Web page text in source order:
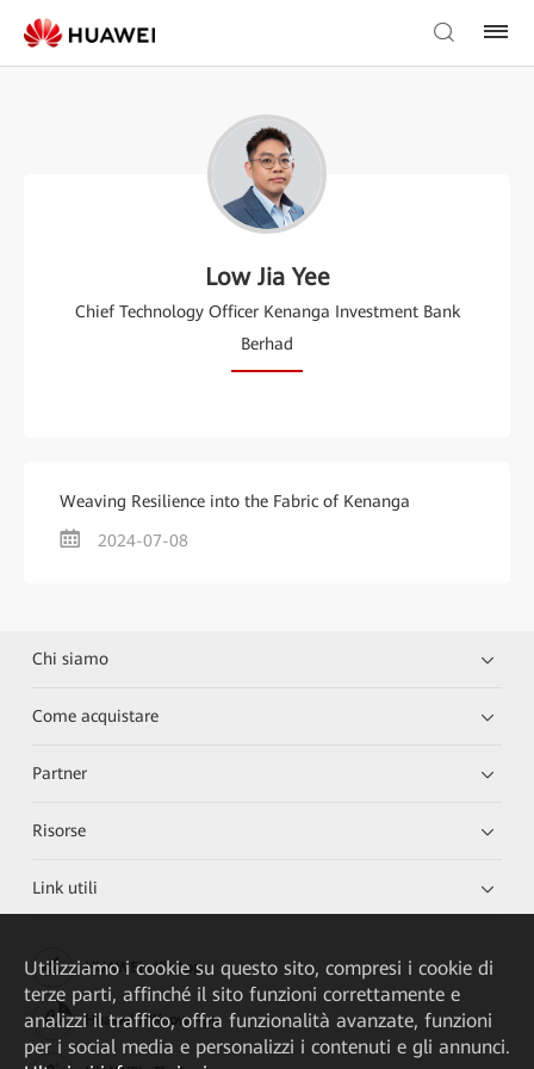
Low Jia Yee
Chief Technology Officer Kenanga Investment Bank
Berhad
Weaving Resilience into the Fabric of Kenanga
2024-07-08
Chi siamo
Come acquistare
Partner
Risorse
Link utili
HUAWEI eKit App
Huawei HiKnow App
Utilizziamo i cookie su questo sito, compresi i cookie di
terze parti, affinché il sito funzioni correttamente e
analizzi il traffico, offra funzionalità avanzate, funzioni
per i social media e personalizzi i contenuti e gli annunci.